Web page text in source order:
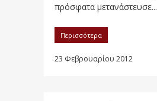
πρόσφατα μετανάστευσε...
Περισσότερα
23 Φεβρουαρίου 2012